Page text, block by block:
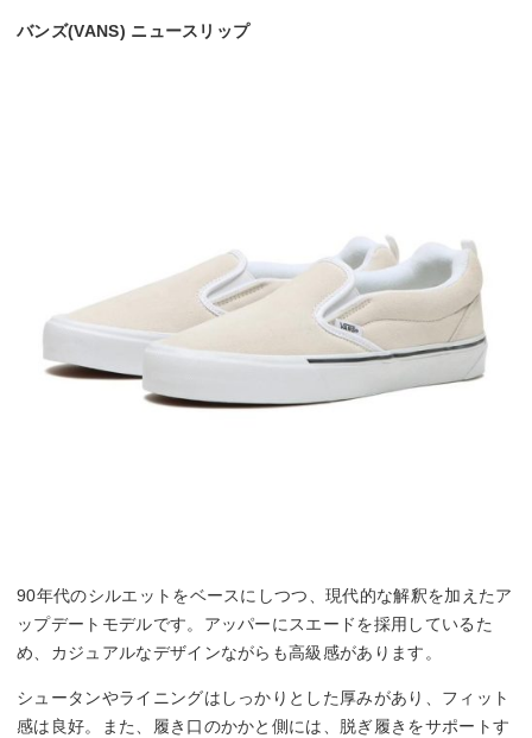
バンズ(VANS) ニュースリップ
90年代のシルエットをベースにしつつ、現代的な解釈を加えたア
ップデートモデルです。アッパーにスエードを採用しているた
め、カジュアルなデザインながらも高級感があります。
シュータンやライニングはしっかりとした厚みがあり、フィット
感は良好。また、履き口のかかと側には、脱ぎ履きをサポートす